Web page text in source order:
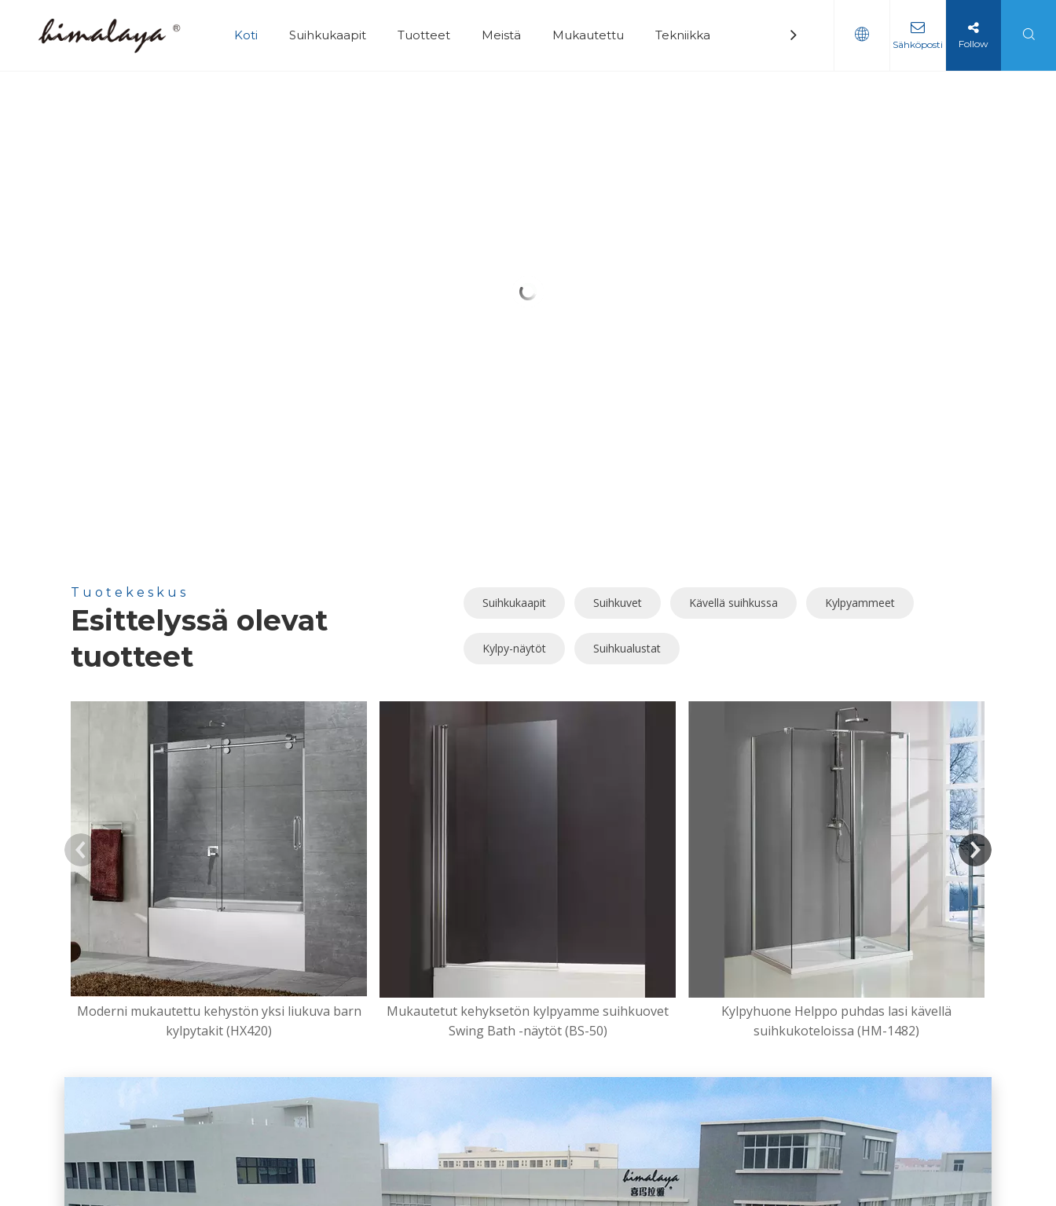
Koti Suihkukaapit Tuotteet Meistä Mukautettu Tekniikka Ottaa yhteyttä
Sähköposti Follow
Tuotekeskus
Esittelyssä olevat
tuotteet
Suihkukaapit Suihkuvet Kävellä suihkussa Kylpyammeet
Kylpy-näytöt Suihkualustat
Moderni mukautettu kehystön yksi liukuva barn
kylpytakit (HX420)
Mukautetut kehyksetön kylpyamme suihkuovet
Swing Bath -näytöt (BS-50)
Kylpyhuone Helppo puhdas lasi kävellä
suihkukoteloissa (HM-1482)